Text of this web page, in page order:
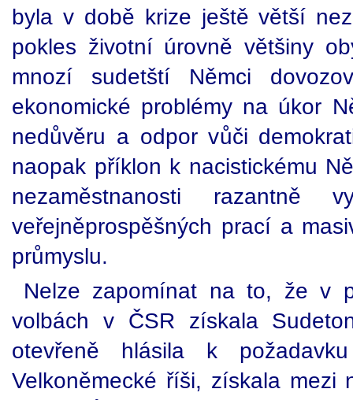
byla v době krize ještě větší
pokles životní úrovně většiny
mnozí sudetští Němci
ekonomické problémy na úkor
nedůvěru a odpor vůči
naopak příklon k nacistickému
nezaměstnanosti razantně
veřejněprospěšných prací a
průmyslu.
Nelze zapomínat na to, že v
volbách v ČSR získala
otevřeně hlásila k
Velkoněmecké říši, získala mezi